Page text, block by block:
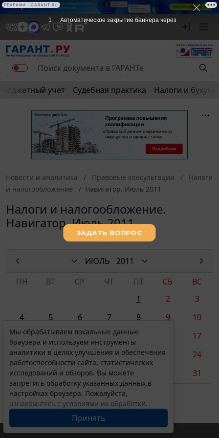
РЕКЛАМА
Бюджетный учет Судебная практика Налоги и
Новости и аналитика Правовые консультации
Налоги
и налогообложение
Навигатор. Июль 2011
Налоги и налогообложение.
Навигатор. Июль 2011
ИЮЛЬ
2011
ПН
ВТ СР ЧТ ПТ СБ
ВС
1
2
3
4
5 6 7 8 9
10
11
12 13 14 15
17
18
19 20 21 22 23
24
25
26 27 28 31
Мы обрабатываем локальные данные
браузера и используем инструменты
аналитики в целях улучшения и обеспечения
работоспособности сайта, статистических
исследований и обзоров. Вы можете
запретить обработку указанных данных в
настройках браузера. Пожалуйста,
ознакомьтесь с условиями их обработки.
Принять
1 Автоматическое закрытие баннера через
РЕКЛАМА • GARANT.RU